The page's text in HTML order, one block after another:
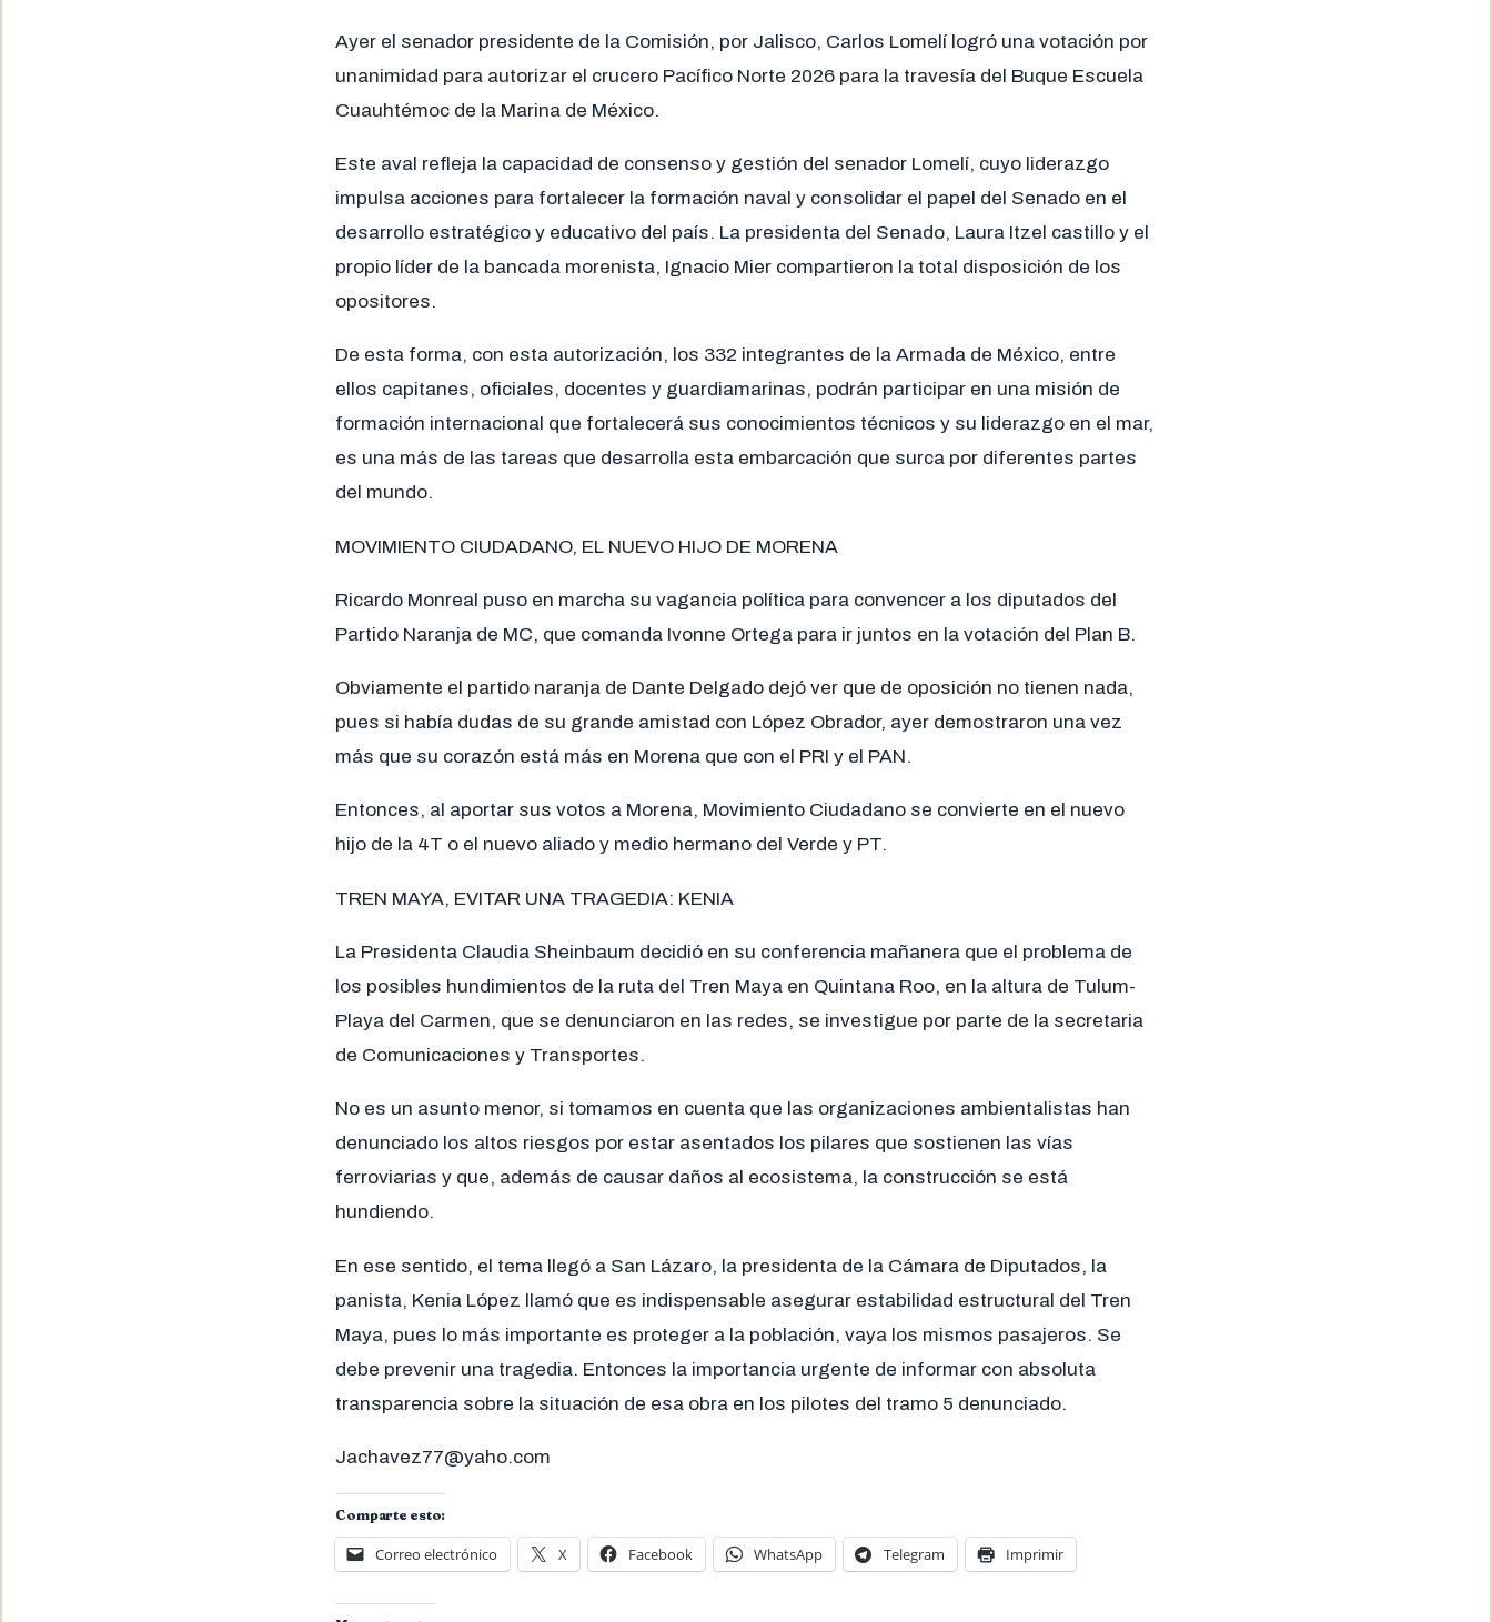
Ayer el senador presidente de la Comisión, por Jalisco, Carlos Lomelí logró una votación por
unanimidad para autorizar el crucero Pacífico Norte 2026 para la travesía del Buque Escuela
Cuauhtémoc de la Marina de México.
Este aval refleja la capacidad de consenso y gestión del senador Lomelí, cuyo liderazgo
impulsa acciones para fortalecer la formación naval y consolidar el papel del Senado en el
desarrollo estratégico y educativo del país. La presidenta del Senado, Laura Itzel castillo y el
propio líder de la bancada morenista, Ignacio Mier compartieron la total disposición de los
opositores.
De esta forma, con esta autorización, los 332 integrantes de la Armada de México, entre
ellos capitanes, oficiales, docentes y guardiamarinas, podrán participar en una misión de
formación internacional que fortalecerá sus conocimientos técnicos y su liderazgo en el mar,
es una más de las tareas que desarrolla esta embarcación que surca por diferentes partes
del mundo.
MOVIMIENTO CIUDADANO, EL NUEVO HIJO DE MORENA
Ricardo Monreal puso en marcha su vagancia política para convencer a los diputados del
Partido Naranja de MC, que comanda Ivonne Ortega para ir juntos en la votación del Plan B.
Obviamente el partido naranja de Dante Delgado dejó ver que de oposición no tienen nada,
pues si había dudas de su grande amistad con López Obrador, ayer demostraron una vez
más que su corazón está más en Morena que con el PRI y el PAN.
Entonces, al aportar sus votos a Morena, Movimiento Ciudadano se convierte en el nuevo
hijo de la 4T o el nuevo aliado y medio hermano del Verde y PT.
TREN MAYA, EVITAR UNA TRAGEDIA: KENIA
La Presidenta Claudia Sheinbaum decidió en su conferencia mañanera que el problema de
los posibles hundimientos de la ruta del Tren Maya en Quintana Roo, en la altura de Tulum-
Playa del Carmen, que se denunciaron en las redes, se investigue por parte de la secretaria
de Comunicaciones y Transportes.
No es un asunto menor, si tomamos en cuenta que las organizaciones ambientalistas han
denunciado los altos riesgos por estar asentados los pilares que sostienen las vías
ferroviarias y que, además de causar daños al ecosistema, la construcción se está
hundiendo.
En ese sentido, el tema llegó a San Lázaro, la presidenta de la Cámara de Diputados, la
panista, Kenia López llamó que es indispensable asegurar estabilidad estructural del Tren
Maya, pues lo más importante es proteger a la población, vaya los mismos pasajeros. Se
debe prevenir una tragedia. Entonces la importancia urgente de informar con absoluta
transparencia sobre la situación de esa obra en los pilotes del tramo 5 denunciado.
Jachavez77@yaho.com
Comparte esto:
Correo electrónico X Facebook WhatsApp Telegram Imprimir